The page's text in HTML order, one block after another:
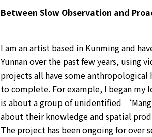
Between Slow Observation and
I am an artist based in Kunming and
Yunnan over the past few years, using
projects all have some anthropological
to complete. For example, I began my
is about a group of unidentified
about their knowledge and spatial
The project has been ongoing for over